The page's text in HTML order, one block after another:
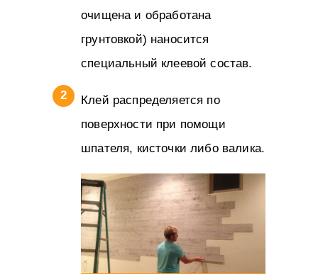
очищена и обработана
грунтовкой) наносится
специальный клеевой состав.
Клей распределяется по
поверхности при помощи
шпателя, кисточки либо валика.